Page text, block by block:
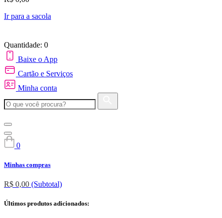
Ir para a sacola
Quantidade: 0
Baixe o App
Cartão e Serviços
Minha conta
0
Minhas compras
R$ 0,00 (Subtotal)
Últimos produtos adicionados: